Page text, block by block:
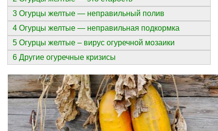
3 Огурцы желтые — неправильный полив
4 Огурцы желтые — неправильная подкормка
5 Огурцы желтые – вирус огуречной мозаики
6 Другие огуречные кризисы